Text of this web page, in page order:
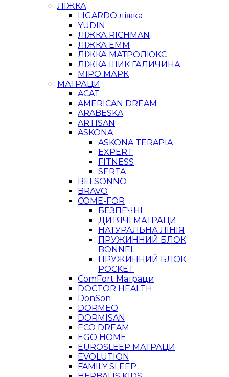
ЛІЖКА
LIGARDO ліжка
YUDIN
ЛІЖКА RICHMAN
ЛІЖКА ЕММ
ЛІЖКА МАТРОЛЮКС
ЛІЖКА ШИК ГАЛИЧИНА
МІРО МАРК
МАТРАЦИ
ACAT
AMERICAN DREAM
ARABESKA
ARTISAN
ASKONA
ASKONA TERAPIA
EXPERT
FITNESS
SERTA
BELSONNO
BRAVO
COME-FOR
БЕЗПЕЧНІ
ДИТЯЧІ МАТРАЦИ
НАТУРАЛЬНА ЛІНІЯ
ПРУЖИННИЙ БЛОК
BONNEL
ПРУЖИННИЙ БЛОК
POCKET
ComFort Матраци
DOCTOR HEALTH
DonSon
DORMEO
DORMISAN
ECO DREAM
EGO HOME
EUROSLEEP МАТРАЦИ
EVOLUTION
FAMILY SLEEP